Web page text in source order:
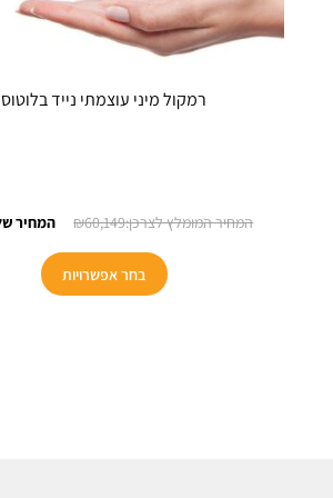
רמקול מיני עוצמתי נייד בלוטוס
₪60,149
המחיר
היה:
₪60,149.
בחר אפשרויות